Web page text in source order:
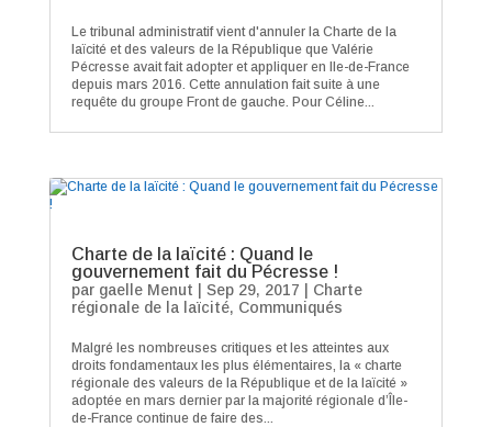
Le tribunal administratif vient d'annuler la Charte de la
laïcité et des valeurs de la République que Valérie
Pécresse avait fait adopter et appliquer en Ile-de-France
depuis mars 2016. Cette annulation fait suite à une
requête du groupe Front de gauche. Pour Céline...
Charte de la laïcité : Quand le
gouvernement fait du Pécresse !
par gaelle Menut Sep 29, 2017
Charte
régionale de la laïcité, Communiqués
Malgré les nombreuses critiques et les atteintes aux
droits fondamentaux les plus élémentaires, la « charte
régionale des valeurs de la République et de la laïcité »
adoptée en mars dernier par la majorité régionale d’Île-
de-France continue de faire des...